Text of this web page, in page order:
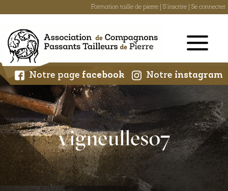
Formation taille de pierre S'inscrire Se connecter
content
Notre page facebook Notre instagram
vigneulles07